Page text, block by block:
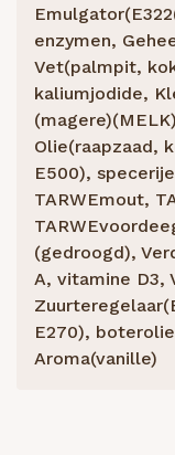
enzymen,
Vet(palmpit,
kaliumjodide,
Olie(raapzaad,
E500),
TARWEmout,
(gedroogd),
A, vitamine D3,
E270),
Aroma(vanille)